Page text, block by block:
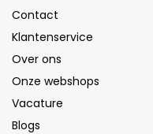
Contact
Klantenservice
Over ons
Onze webshops
Vacature
Blogs